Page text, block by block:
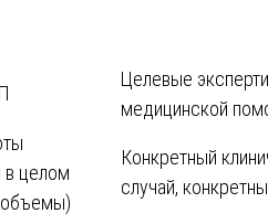
Целевые
медицинской
в целом
объемы)
Конкретный
случай,